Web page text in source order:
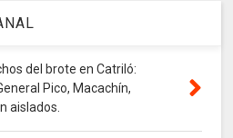
del brote en Catriló:
Pico, Macachín,
aislados.